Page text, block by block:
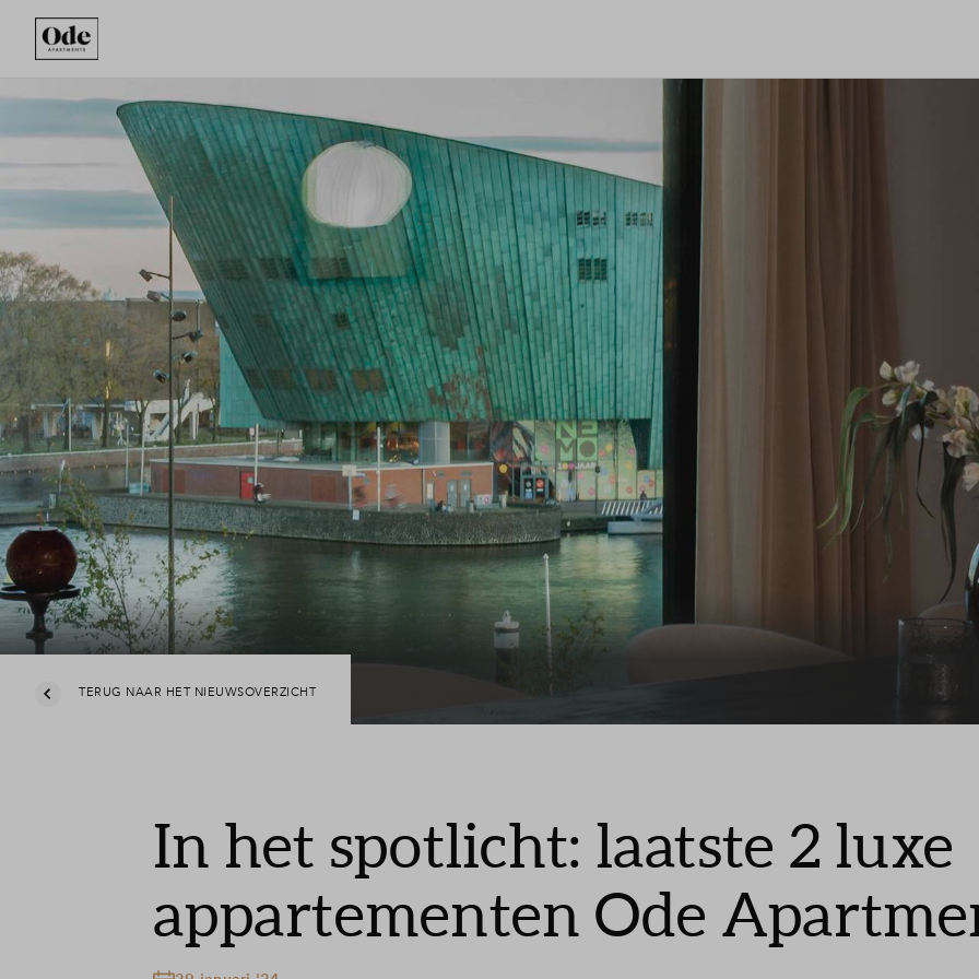
TERUG NAAR HET NIEUWSOVERZICHT
In het spotlicht: laatste 2 luxe
appartementen Ode